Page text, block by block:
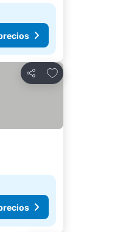
Compartir
Añadir a favoritos